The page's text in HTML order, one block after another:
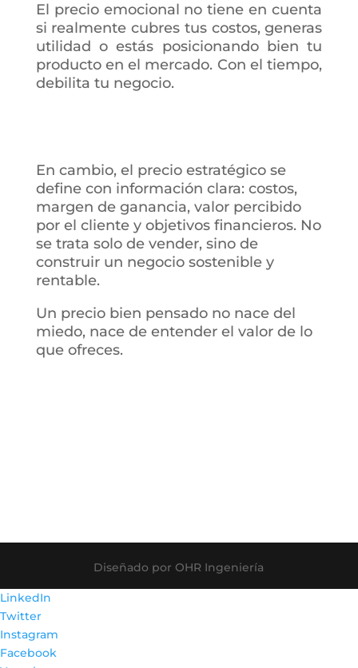
El precio emocional no tiene en cuenta
si realmente cubres tus costos, generas
utilidad o estás posicionando bien tu
producto en el mercado. Con el tiempo,
debilita tu negocio.
En cambio, el precio estratégico se
define con información clara: costos,
margen de ganancia, valor percibido
por el cliente y objetivos financieros. No
se trata solo de vender, sino de
construir un negocio sostenible y
rentable.
Un precio bien pensado no nace del
miedo, nace de entender el valor de lo
que ofreces.
Diseñado por OHR Ingeniería
LinkedIn
Twitter
Instagram
Facebook